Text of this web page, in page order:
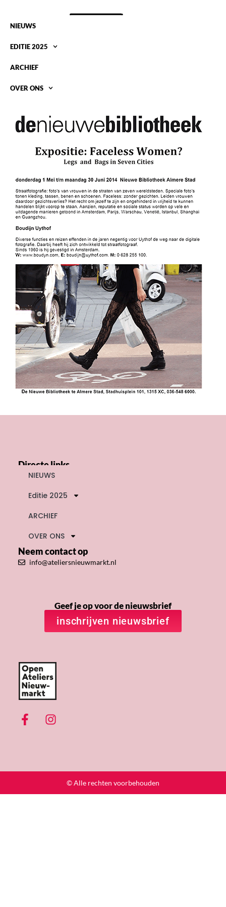
NIEUWS
EDITIE 2025
ARCHIEF
OVER ONS
Directe links
NIEUWS
Editie 2025
ARCHIEF
OVER ONS
Neem contact op
info@ateliersnieuwmarkt.nl
Geef je op voor de nieuwsbrief
inschrijven nieuwsbrief
© Alle rechten voorbehouden